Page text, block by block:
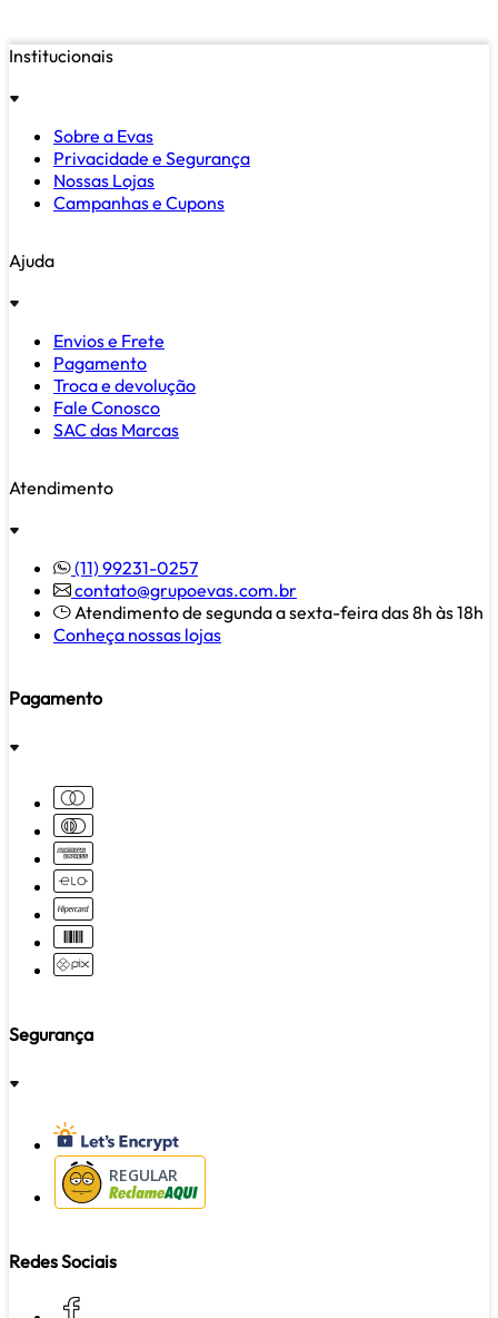
Institucionais
Sobre a Evas
Privacidade e Segurança
Nossas Lojas
Campanhas e Cupons
Ajuda
Envios e Frete
Pagamento
Troca e devolução
Fale Conosco
SAC das Marcas
Atendimento
(11) 99231-0257
contato@grupoevas.com.br
Atendimento de segunda a sexta-feira das 8h às 18h
Conheça nossas lojas
Pagamento
Segurança
REGULAR
Redes Sociais